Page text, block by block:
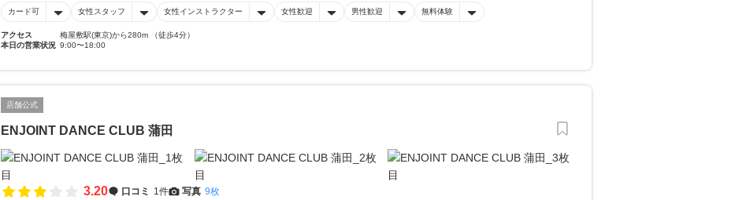
カード可 女性スタッフ 女性インストラクター 女性歓迎 男性歓迎 無料体験
アクセス
梅屋敷駅(東京)から280m （徒歩4分）
本日の営業状況 9:00〜18:00
店舗公式
ENJOINT DANCE CLUB 蒲田
3.20 口コミ 1件 写真 9枚